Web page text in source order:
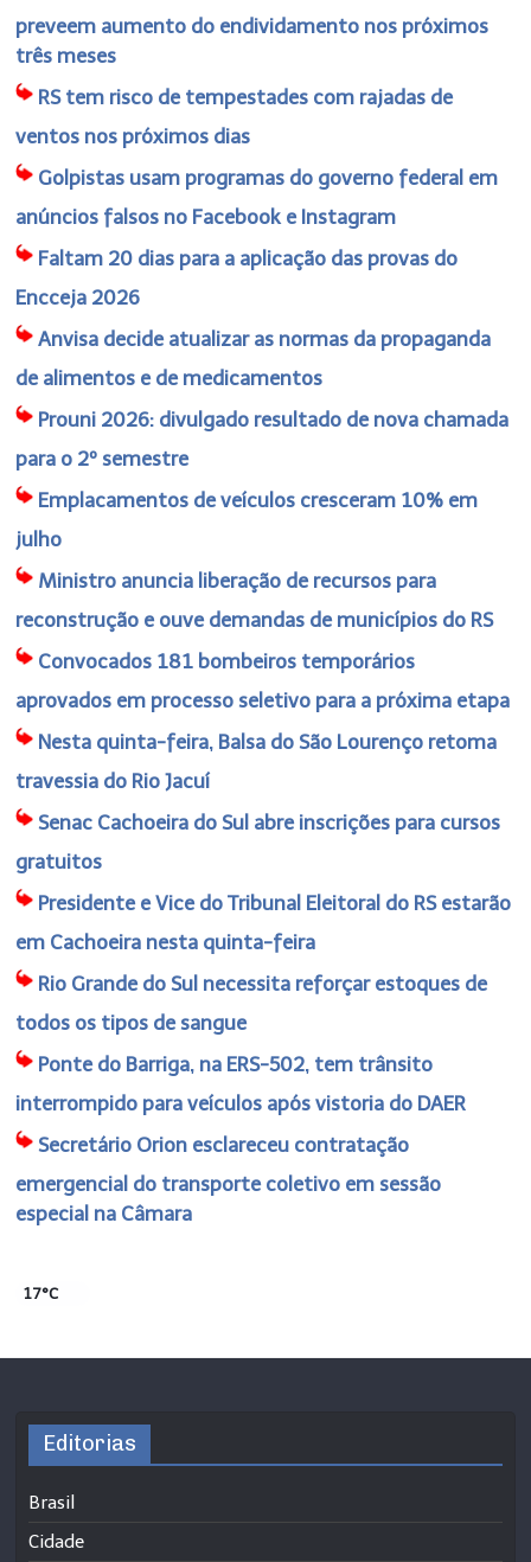
preveem aumento do endividamento nos próximos
três meses
RS tem risco de tempestades com rajadas de
ventos nos próximos dias
Golpistas usam programas do governo federal em
anúncios falsos no Facebook e Instagram
Faltam 20 dias para a aplicação das provas do
Encceja 2026
Anvisa decide atualizar as normas da propaganda
de alimentos e de medicamentos
Prouni 2026: divulgado resultado de nova chamada
para o 2º semestre
Emplacamentos de veículos cresceram 10% em
julho
Ministro anuncia liberação de recursos para
reconstrução e ouve demandas de municípios do RS
Convocados 181 bombeiros temporários
aprovados em processo seletivo para a próxima etapa
Nesta quinta-feira, Balsa do São Lourenço retoma
travessia do Rio Jacuí
Senac Cachoeira do Sul abre inscrições para cursos
gratuitos
Presidente e Vice do Tribunal Eleitoral do RS estarão
em Cachoeira nesta quinta-feira
Rio Grande do Sul necessita reforçar estoques de
todos os tipos de sangue
Ponte do Barriga, na ERS-502, tem trânsito
interrompido para veículos após vistoria do DAER
Secretário Orion esclareceu contratação
emergencial do transporte coletivo em sessão
especial na Câmara
17°C
Editorias
Brasil
Cidade